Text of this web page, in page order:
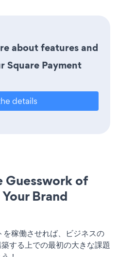
about features and
Square Payment
details
Guesswork of
Brand
稼働させれば、ビジネスの
する上での最初の大きな課題